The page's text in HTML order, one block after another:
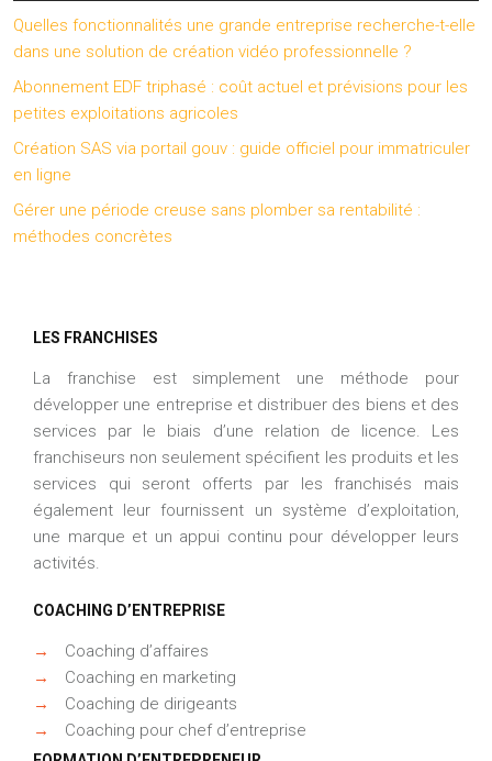
Quelles fonctionnalités une grande entreprise recherche-t-elle
dans une solution de création vidéo professionnelle ?
Abonnement EDF triphasé : coût actuel et prévisions pour les
petites exploitations agricoles
Création SAS via portail gouv : guide officiel pour immatriculer
en ligne
Gérer une période creuse sans plomber sa rentabilité :
méthodes concrètes
LES FRANCHISES
La franchise est simplement une méthode pour
développer une entreprise et distribuer des biens et des
services par le biais d’une relation de licence. Les
franchiseurs non seulement spécifient les produits et les
services qui seront offerts par les franchisés mais
également leur fournissent un système d’exploitation,
une marque et un appui continu pour développer leurs
activités.
COACHING D’ENTREPRISE
→
Coaching d’affaires
→
Coaching en marketing
→
Coaching de dirigeants
→
Coaching pour chef d’entreprise